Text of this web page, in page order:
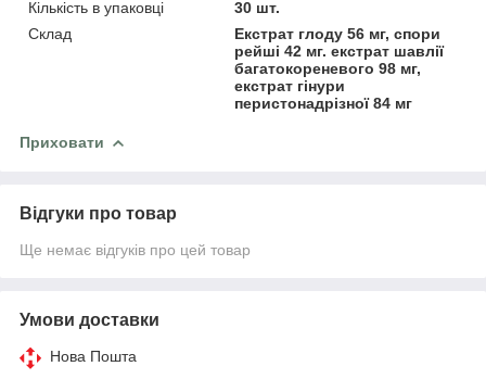
Кількість в упаковці
30 шт.
Склад
Екстрат глоду 56 мг, спори
рейші 42 мг. екстрат шавлії
багатокореневого 98 мг,
екстрат гінури
перистонадрізної 84 мг
Приховати
Відгуки про товар
Ще немає відгуків про цей товар
Умови доставки
Нова Пошта